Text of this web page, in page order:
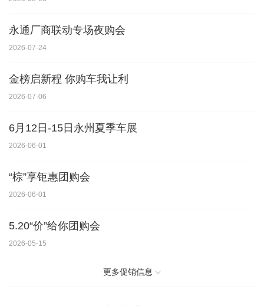
永通厂商联动专场夜购会
2026-07-24
金榜启新程 你购车我让利
2026-07-06
6月12日-15日永州夏季车展
2026-06-01
“棕”享钜惠团购会
2026-06-01
5.20“价”给你团购会
2026-05-15
更多促销信息